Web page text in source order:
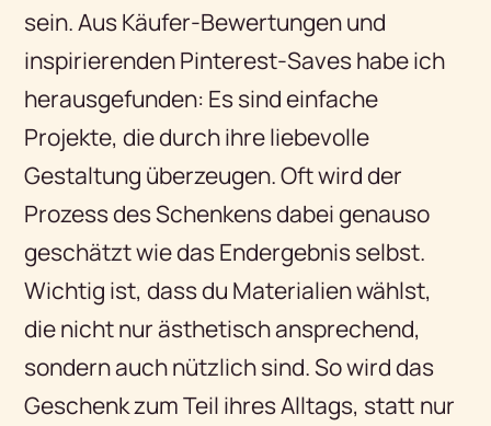
sein. Aus Käufer-Bewertungen und
inspirierenden Pinterest-Saves habe ich
herausgefunden: Es sind einfache
Projekte, die durch ihre liebevolle
Gestaltung überzeugen. Oft wird der
Prozess des Schenkens dabei genauso
geschätzt wie das Endergebnis selbst.
Wichtig ist, dass du Materialien wählst,
die nicht nur ästhetisch ansprechend,
sondern auch nützlich sind. So wird das
Geschenk zum Teil ihres Alltags, statt nur